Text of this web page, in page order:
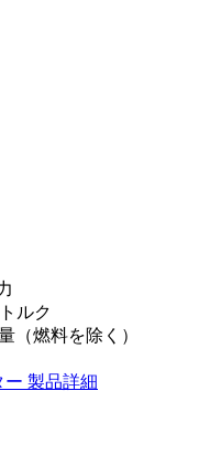
ルク
（燃料を除く）
ー 製品詳細